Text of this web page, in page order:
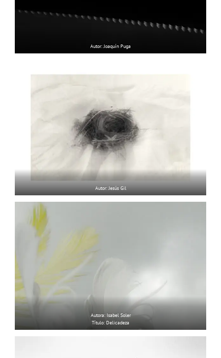
Autor: Joaquín Puga
Autor: Jesús Gil
Autora: Isabel Soler
Título: Delicadeza